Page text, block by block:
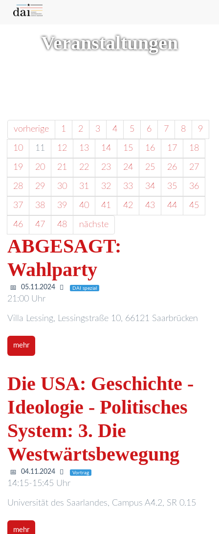
Veranstaltungen
vorherige 1 2 3 4 5 6 7 8 9
10 11 12 13 14 15 16 17 18
19 20 21 22 23 24 25 26 27
28 29 30 31 32 33 34 35 36
37 38 39 40 41 42 43 44 45
46 47 48 nächste
ABGESAGT:
Wahlparty
05.11.2024 DAI spezial
21:00 Uhr
Villa Lessing, Lessingstraße 10, 66121 Saarbrücken
mehr
Die USA: Geschichte -
Ideologie - Politisches
System: 3. Die
Westwärtsbewegung
04.11.2024 Vortrag
14:15-15:45 Uhr
Universität des Saarlandes, Campus A4.2, SR 0.15
mehr